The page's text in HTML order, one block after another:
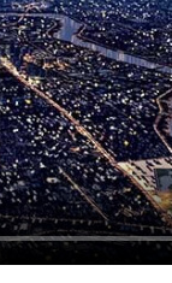
20 美容师
22
19 美发师
18
21 美容师